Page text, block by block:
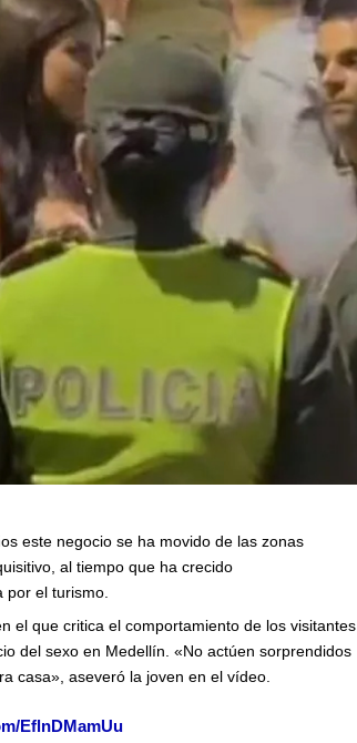
este negocio se ha movido de las zonas
al tiempo que ha crecido
por el turismo.
el que critica el comportamiento de los visitantes
del sexo en Medellín. «No actúen sorprendidos
casa», aseveró la joven en el vídeo.
EflnDMamUu